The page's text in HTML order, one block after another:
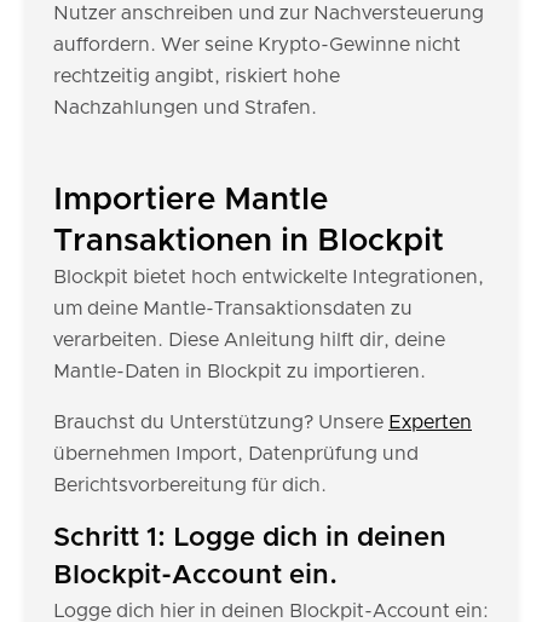
Nutzer anschreiben und zur Nachversteuerung
auffordern. Wer seine Krypto-Gewinne nicht
rechtzeitig angibt, riskiert hohe
Nachzahlungen und Strafen.
Importiere Mantle
Transaktionen in Blockpit
Blockpit bietet hoch entwickelte Integrationen,
um deine Mantle-Transaktionsdaten zu
verarbeiten. Diese Anleitung hilft dir, deine
Mantle-Daten in Blockpit zu importieren.
Brauchst du Unterstützung? Unsere Experten
übernehmen Import, Datenprüfung und
Berichtsvorbereitung für dich.
Schritt 1: Logge dich in deinen
Blockpit-Account ein.
Logge dich hier in deinen Blockpit-Account ein: